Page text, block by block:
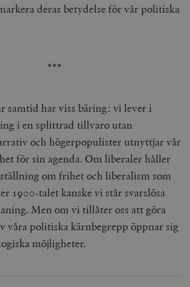
deras betydelse för vår politiska
***
samtid har viss bäring: vi lever i
i en splittrad tillvaro utan
och högerpopulister utnyttjar vår
för sin agenda. Om liberaler håller
om frihet och liberalism som
1900-talet kanske vi står svarslösa
Men om vi tillåter oss att göra
våra politiska kärnbegrepp öppnar sig
möjligheter.